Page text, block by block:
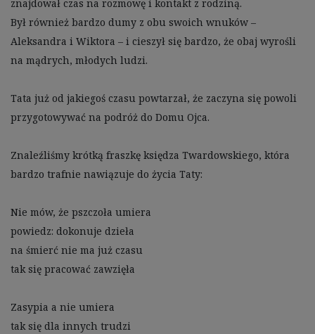
znajdował czas na rozmowę i kontakt z rodziną.
Był również bardzo dumy z obu swoich wnuków –
Aleksandra i Wiktora – i cieszył się bardzo, że obaj wyrośli
na mądrych, młodych ludzi.
Tata już od jakiegoś czasu powtarzał, że zaczyna się powoli
przygotowywać na podróż do Domu Ojca.
Znaleźliśmy krótką fraszkę księdza Twardowskiego, która
bardzo trafnie nawiązuje do życia Taty:
Nie mów, że pszczoła umiera
powiedz: dokonuje dzieła
na śmierć nie ma już czasu
tak się pracować zawzięła
Zasypia a nie umiera
tak się dla innych trudzi